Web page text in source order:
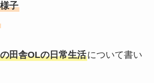
子
田舎OLの日常生活について書い